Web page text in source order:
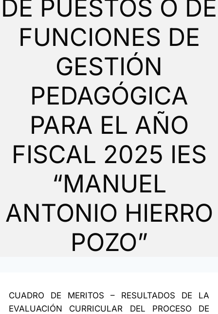
DE PUESTOS O DE
FUNCIONES DE
GESTIÓN
PEDAGÓGICA
PARA EL AÑO
FISCAL 2025 IES
“MANUEL
ANTONIO HIERRO
POZO”
CUADRO DE MERITOS – RESULTADOS DE LA
EVALUACIÓN CURRICULAR DEL PROCESO DE